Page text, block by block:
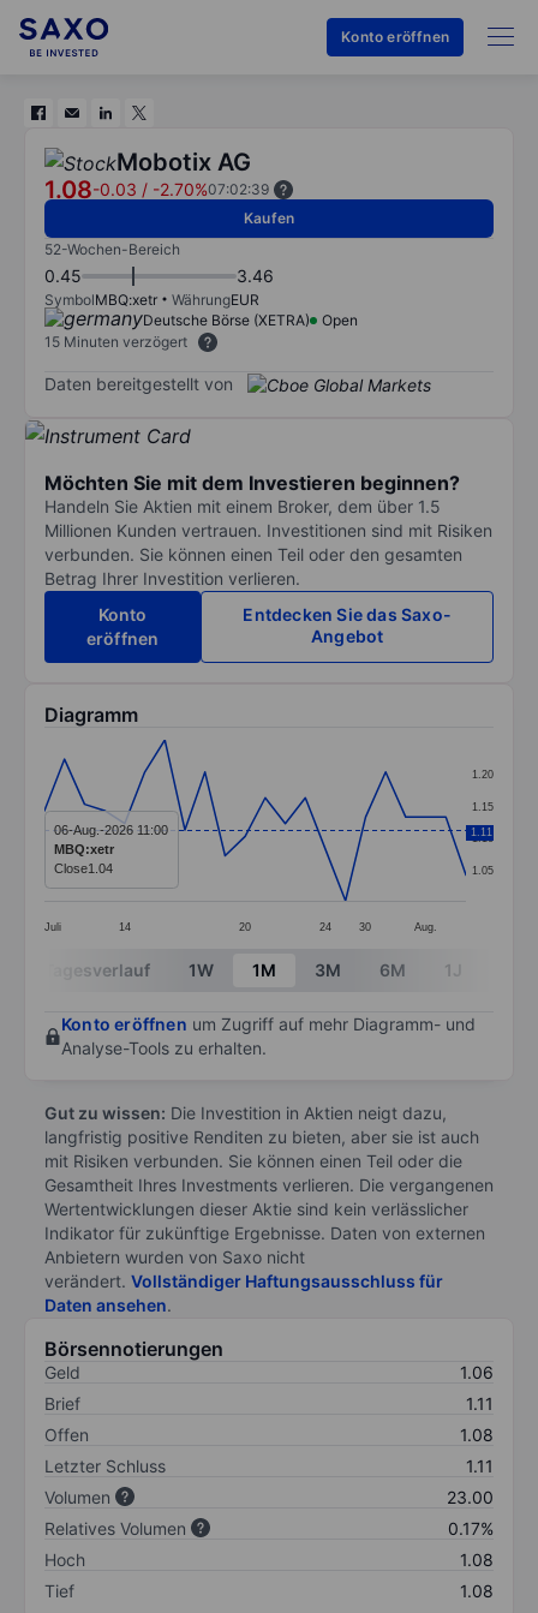
Konto eröffnen
Mobotix AG
1.08-0.03 / -2.70%07:02:39
Kaufen
52-Wochen-Bereich
0.45 3.46
SymbolMBQ:xetr WährungEUR
Deutsche Börse (XETRA)
Open
15 Minuten verzögert
Daten bereitgestellt von
Möchten Sie mit dem Investieren beginnen?
Handeln Sie Aktien mit einem Broker, dem über 1.5
Millionen Kunden vertrauen. Investitionen sind mit Risiken
verbunden. Sie können einen Teil oder den gesamten
Betrag Ihrer Investition verlieren.
Konto
eröffnen
Entdecken Sie das Saxo-
Angebot
Diagramm
Line chart with 22 data points.
The chart has 1 X axis displaying categories.
The chart has 1 Y axis displaying values. Data ranges
Juli 14 20 24 30 Aug.
1.05
1.10
1.15
1.20
1.11
06-Aug.-2026 11:00
MBQ:xetr
Close1.04
End of interactive chart.
Tagesverlauf 1W 1M 3M 6M 1J
Konto eröffnen um Zugriff auf mehr Diagramm- und
Analyse-Tools zu erhalten.
Gut zu wissen: Die Investition in Aktien neigt dazu,
langfristig positive Renditen zu bieten, aber sie ist auch
mit Risiken verbunden. Sie können einen Teil oder die
Gesamtheit Ihres Investments verlieren. Die vergangenen
Wertentwicklungen dieser Aktie sind kein verlässlicher
Indikator für zukünftige Ergebnisse. Daten von externen
Anbietern wurden von Saxo nicht
verändert. Vollständiger Haftungsausschluss für
Daten ansehen.
Börsennotierungen
Geld
1.06
Brief
1.11
Offen
1.08
Letzter Schluss
1.11
Volumen
23.00
Relatives Volumen
0.17%
Hoch
1.08
Tief
1.08